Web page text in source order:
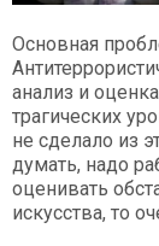
Основная
анализ и
трагических
не сделало из
думать, надо
оценивать
искусства, то